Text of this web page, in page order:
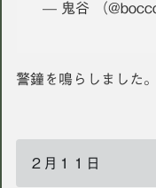
— 鬼谷 （
警鐘を鳴らしました。
２月１１日